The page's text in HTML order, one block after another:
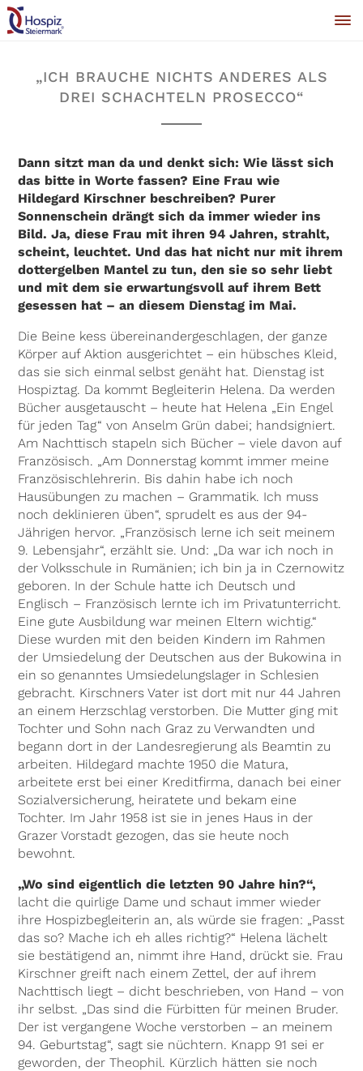
„ICH BRAUCHE NICHTS ANDERES ALS
DREI SCHACHTELN PROSECCO“
Dann sitzt man da und denkt sich: Wie lässt sich
das bitte in Worte fassen? Eine Frau wie
Hildegard Kirschner beschreiben? Purer
Sonnenschein drängt sich da immer wieder ins
Bild. Ja, diese Frau mit ihren 94 Jahren, strahlt,
scheint, leuchtet. Und das hat nicht nur mit ihrem
dottergelben Mantel zu tun, den sie so sehr liebt
und mit dem sie erwartungsvoll auf ihrem Bett
gesessen hat – an diesem Dienstag im Mai.
Die Beine kess übereinandergeschlagen, der ganze
Körper auf Aktion ausgerichtet – ein hübsches Kleid,
das sie sich einmal selbst genäht hat. Dienstag ist
Hospiztag. Da kommt Begleiterin Helena. Da werden
Bücher ausgetauscht – heute hat Helena „Ein Engel
für jeden Tag“ von Anselm Grün dabei; handsigniert.
Am Nachttisch stapeln sich Bücher – viele davon auf
Französisch. „Am Donnerstag kommt immer meine
Französischlehrerin. Bis dahin habe ich noch
Hausübungen zu machen – Grammatik. Ich muss
noch deklinieren üben“, sprudelt es aus der 94-
Jährigen hervor. „Französisch lerne ich seit meinem
9. Lebensjahr“, erzählt sie. Und: „Da war ich noch in
der Volksschule in Rumänien; ich bin ja in Czernowitz
geboren. In der Schule hatte ich Deutsch und
Englisch – Französisch lernte ich im Privatunterricht.
Eine gute Ausbildung war meinen Eltern wichtig.“
Diese wurden mit den beiden Kindern im Rahmen
der Umsiedelung der Deutschen aus der Bukowina in
ein so genanntes Umsiedelungslager in Schlesien
gebracht. Kirschners Vater ist dort mit nur 44 Jahren
an einem Herzschlag verstorben. Die Mutter ging mit
Tochter und Sohn nach Graz zu Verwandten und
begann dort in der Landesregierung als Beamtin zu
arbeiten. Hildegard machte 1950 die Matura,
arbeitete erst bei einer Kreditfirma, danach bei einer
Sozialversicherung, heiratete und bekam eine
Tochter. Im Jahr 1958 ist sie in jenes Haus in der
Grazer Vorstadt gezogen, das sie heute noch
bewohnt.
„Wo sind eigentlich die letzten 90 Jahre hin?“,
lacht die quirlige Dame und schaut immer wieder
ihre Hospizbegleiterin an, als würde sie fragen: „Passt
das so? Mache ich eh alles richtig?“ Helena lächelt
sie bestätigend an, nimmt ihre Hand, drückt sie. Frau
Kirschner greift nach einem Zettel, der auf ihrem
Nachttisch liegt – dicht beschrieben, von Hand – von
ihr selbst. „Das sind die Fürbitten für meinen Bruder.
Der ist vergangene Woche verstorben – an meinem
94. Geburtstag“, sagt sie nüchtern. Knapp 91 sei er
geworden, der Theophil. Kürzlich hätten sie noch